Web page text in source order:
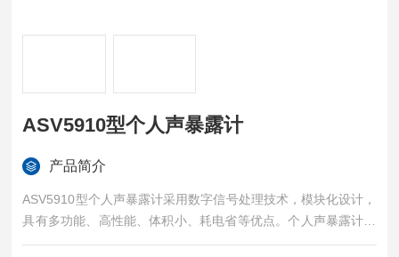
ASV5910型个人声暴露计
产品简介
ASV5910型个人声暴露计采用数字信号处理技术，模块化设计，
具有多功能、高性能、体积小、耗电省等优点。个人声暴露计符
合GB/T 15952-2010的要求，个人声暴露计性能符合GB/T 3785